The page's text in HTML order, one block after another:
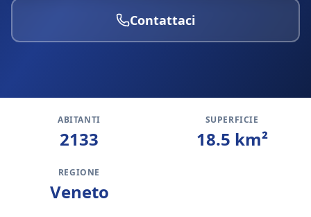
Contattaci
ABITANTI
2133
SUPERFICIE
18.5 km²
REGIONE
Veneto